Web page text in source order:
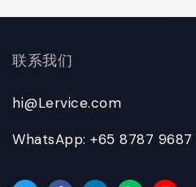
联系我们
hi@Lervice.com
WhatsApp: +65 8787 9687